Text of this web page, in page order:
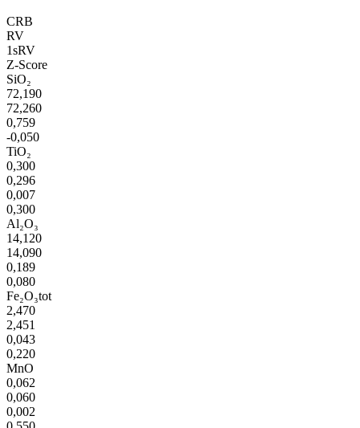
CRB
RV
1sRV
Z-Score
SiO₂
72,190
72,260
0,759
-0,050
TiO₂
0,300
0,296
0,007
0,300
Al₂O₃
14,120
14,090
0,189
0,080
Fe₂O₃tot
2,470
2,451
0,043
0,220
MnO
0,062
0,060
0,002